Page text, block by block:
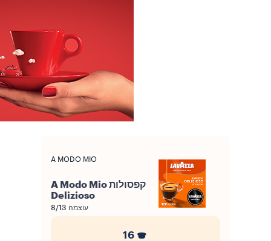
A MODO MIO
קפסולות A Modo Mio
Delizioso
עוצמה 8/13
16